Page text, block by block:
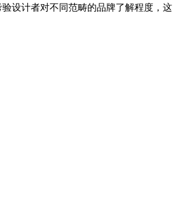
设计者对不同范畴的品牌了解程度，这